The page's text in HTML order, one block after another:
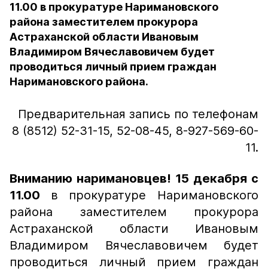
11.00 в прокуратуре Наримановского
района заместителем прокурора
Астраханской области Ивановым
Владимиром Вячеславовичем будет
проводиться личный прием граждан
Наримановского района.
Предварительная запись по телефонам
8 (8512) 52-31-15, 52-08-45, 8-927-569-60-
11.
Вниманию наримановцев! 15 декабря с
11.00 в прокуратуре Наримановского
района заместителем прокурора
Астраханской области Ивановым
Владимиром Вячеславовичем будет
проводиться личный прием граждан